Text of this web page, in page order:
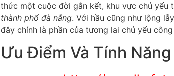
thức một cuộc đời gắn kết, khu vực chủ yếu
thành phố đà nẵng. Với hầu cũng như lộng
đây chính là phần của tương lai chủ yếu công
Ưu Điểm Và Tính